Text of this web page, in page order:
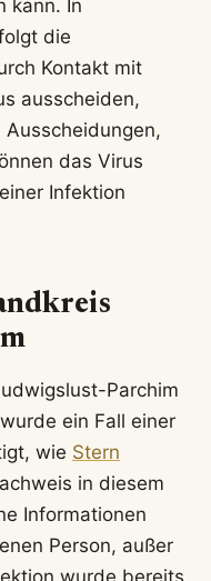
kann. In
die
Kontakt mit
ausscheiden,
das Virus
Infektion
Parchim
ein Fall einer
wie Stern
in diesem
Informationen
Person, außer
wurde bereits